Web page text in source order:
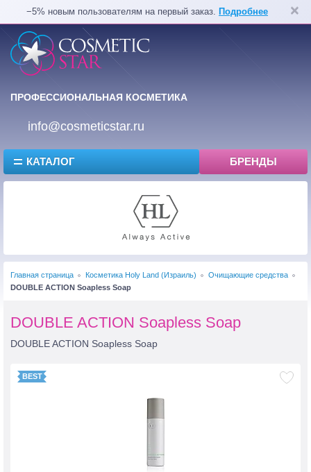
−5% новым пользователям на первый заказ. Подробнее
ПРОФЕССИОНАЛЬНАЯ КОСМЕТИКА
info@cosmeticstar.ru
КАТАЛОГ БРЕНДЫ
Главная страница Косметика Holy Land (Израиль)
Очищающие средства
DOUBLE ACTION Soapless Soap
DOUBLE ACTION Soapless Soap
DOUBLE ACTION Soapless Soap